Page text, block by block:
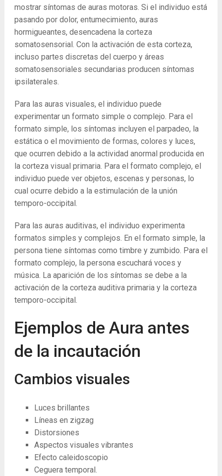
mostrar síntomas de auras motoras. Si el individuo está
pasando por dolor, entumecimiento, auras
hormigueantes, desencadena la corteza
somatosensorial. Con la activación de esta corteza,
incluso partes discretas del cuerpo y áreas
somatosensoriales secundarias producen síntomas
ipsilaterales.
Para las auras visuales, el individuo puede
experimentar un formato simple o complejo. Para el
formato simple, los síntomas incluyen el parpadeo, la
estática o el movimiento de formas, colores y luces,
que ocurren debido a la actividad anormal producida en
la corteza visual primaria. Para el formato complejo, el
individuo puede ver objetos, escenas y personas, lo
cual ocurre debido a la estimulación de la unión
temporo-occipital.
Para las auras auditivas, el individuo experimenta
formatos simples y complejos. En el formato simple, la
persona tiene síntomas como timbre y zumbido. Para el
formato complejo, la persona escuchará voces y
música. La aparición de los síntomas se debe a la
activación de la corteza auditiva primaria y la corteza
temporo-occipital.
Ejemplos de Aura antes
de la incautación
Cambios visuales
Luces brillantes
Líneas en zigzag
Distorsiones
Aspectos visuales vibrantes
Efecto caleidoscopio
Ceguera temporal.